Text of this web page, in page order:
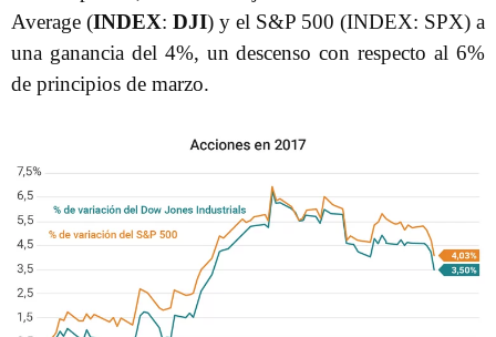
Average (INDEX: DJI) y el S&P 500 (INDEX: SPX) a
una ganancia del 4%, un descenso con respecto al 6%
de principios de marzo.